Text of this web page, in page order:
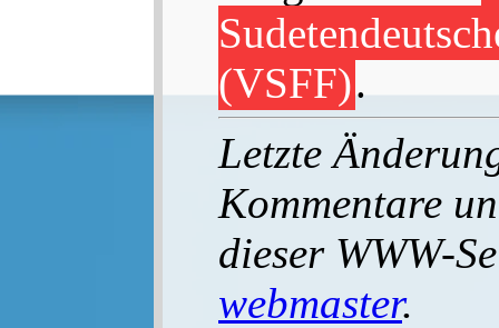
(VSFF).
Letzte
Kommentare
dieser WWW-
webmaster.